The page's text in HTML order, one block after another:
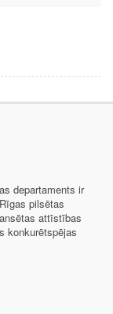
departaments ir
pilsētas
attīstības
konkurētspējas